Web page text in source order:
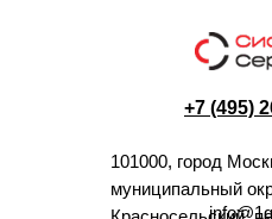
+7 (495)
101000, город
муниципальный